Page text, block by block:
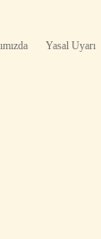
Yasal Uyarı